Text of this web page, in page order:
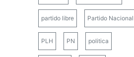
partido libre Partido Nacional
PLH PN politica